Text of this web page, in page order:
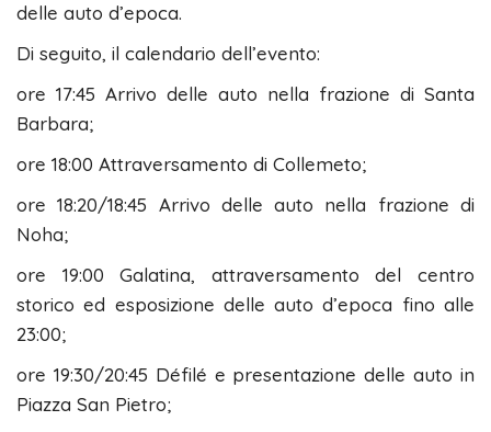
delle auto d’epoca.
Di seguito, il calendario dell’evento:
ore 17:45 Arrivo delle auto nella frazione di Santa
Barbara;
ore 18:00 Attraversamento di Collemeto;
ore 18:20/18:45 Arrivo delle auto nella frazione di
Noha;
ore 19:00 Galatina, attraversamento del centro
storico ed esposizione delle auto d’epoca fino alle
23:00;
ore 19:30/20:45 Défilé e presentazione delle auto in
Piazza San Pietro;